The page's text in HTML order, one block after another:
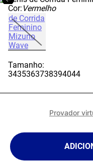
Cor: Vermelho
Tamanho:
3435363738394044
Provador